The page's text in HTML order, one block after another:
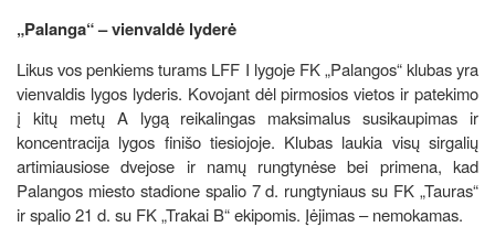
„Palanga“ – vienvaldė lyderė
Likus vos penkiems turams LFF I lygoje FK „Palangos“ klubas yra
vienvaldis lygos lyderis. Kovojant dėl pirmosios vietos ir patekimo
į kitų metų A lygą reikalingas maksimalus susikaupimas ir
koncentracija lygos finišo tiesiojoje. Klubas laukia visų sirgalių
artimiausiose dvejose ir namų rungtynėse bei primena, kad
Palangos miesto stadione spalio 7 d. rungtyniaus su FK „Tauras“
ir spalio 21 d. su FK „Trakai B“ ekipomis. Įėjimas – nemokamas.